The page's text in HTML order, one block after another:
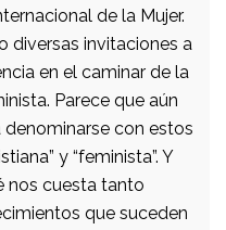
de la Mujer.
diversas invitaciones a
en el caminar de la
Parece que aún
con estos
y “feminista”. Y
nos cuesta tanto
que suceden